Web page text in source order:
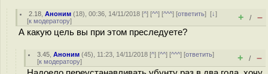
2.18 ,Аноним (18), 00:36, 14/11/2018 [^] [^^] [^^^] [ответить][↓]
[к модератору] + / –
А какую цель вы при этом преследуете?
3.45 ,Аноним (45), 11:23, 14/11/2018 [^] [^^] [^^^] [ответить]
[к модератору] + / –